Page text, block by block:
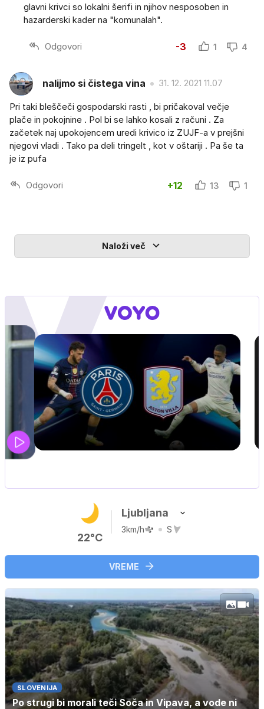
glavni krivci so lokalni šerifi in njihov nesposoben in
hazarderski kader na "komunalah".
Odgovori -3 1 4
nalijmo si čistega vina 31. 12. 2021 11.07
Pri taki bleščeči gospodarski rasti , bi pričakoval večje
plače in pokojnine . Pol bi se lahko kosali z računi . Za
začetek naj upokojencem uredi krivico iz ZUJF-a v prejšni
njegovi vladi . Tako pa deli tringelt , kot v oštariji . Pa še ta
je iz pufa
Odgovori +12 13 1
Naloži več
UEFA SUPERPOKAL
22°C
Ljubljana
3km/h S
VREME
SLOVENIJA
Po strugi bi morali teči Soča in Vipava, a vode ni